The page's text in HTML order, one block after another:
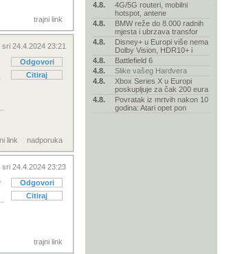
trajni link
sri 24.4.2024 23:21
Odgovori
Citiraj
link nadporuka
sri 24.4.2024 23:23
Odgovori
Citiraj
trajni link
4.8.
4G/5G routeri, mobilni
hotspot, antene
4.8.
BMW reže do 8.000 radnih
mjesta i ubrzava transfor
4.8.
Disney+ u Europi više nema
Dolby Vision, HDR10+ i
4.8.
Battlefield 6
4.8.
Slike vašeg Hardvera
4.8.
Xbox Series X u Europi
poskupljuje za čak 200 eura
4.8.
Povratak iz mrtvih nakon 10
godina: Atari opet pon